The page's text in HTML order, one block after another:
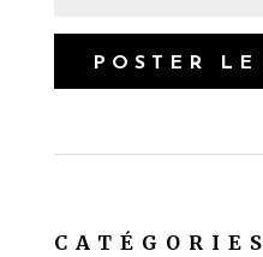
CATÉGORIES